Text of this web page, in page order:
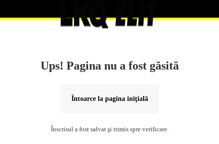
Ups! Pagina nu a fost găsită
Întoarce la pagina iniţială
Înscrisul a fost salvat şi trimis spre verificare.